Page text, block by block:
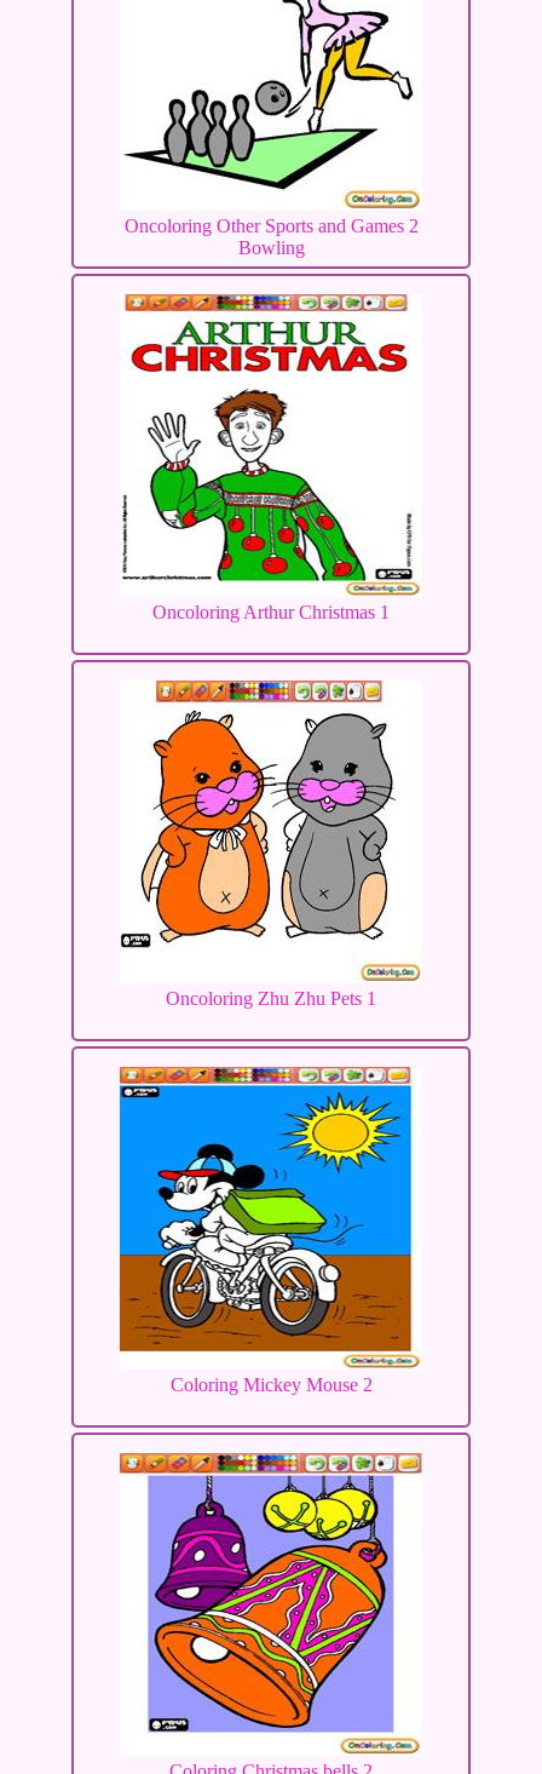
Oncoloring Other Sports and Games 2
Bowling
Oncoloring Arthur Christmas 1
Oncoloring Zhu Zhu Pets 1
Coloring Mickey Mouse 2